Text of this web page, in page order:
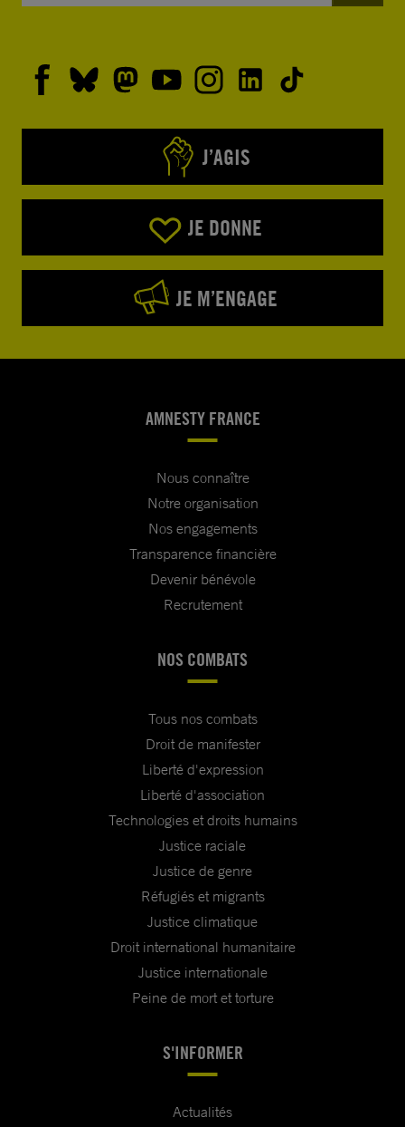
J’AGIS
JE DONNE
JE M’ENGAGE
AMNESTY FRANCE
Nous connaître
Notre organisation
Nos engagements
Transparence financière
Devenir bénévole
Recrutement
NOS COMBATS
Tous nos combats
Droit de manifester
Liberté d'expression
Liberté d'association
Technologies et droits humains
Justice raciale
Justice de genre
Réfugiés et migrants
Justice climatique
Droit international humanitaire
Justice internationale
Peine de mort et torture
S'INFORMER
Actualités